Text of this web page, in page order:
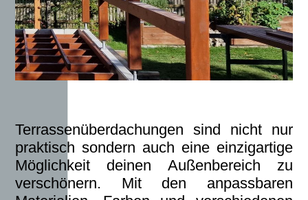
Terrassenüberdachungen sind nicht nur
praktisch sondern auch eine einzigartige
Möglichkeit deinen Außenbereich zu
verschönern. Mit den anpassbaren